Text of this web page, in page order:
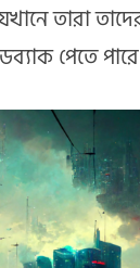
তারা
পেতে